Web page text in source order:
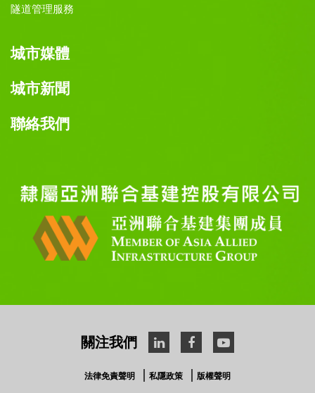
隧道管理服務
城市媒體
城市新聞
聯絡我們
關注我們
法律免責聲明 私隱政策 版權聲明